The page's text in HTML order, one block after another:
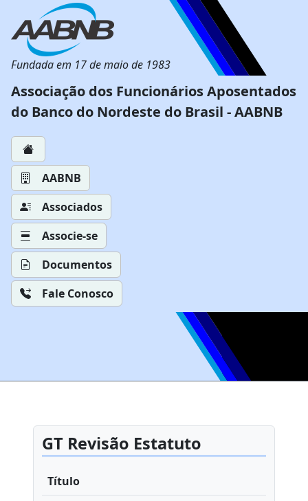
Fundada em 17 de maio de 1983
Associação dos Funcionários Aposentados
do Banco do Nordeste do Brasil - AABNB
AABNB
Associados
Associe-se
Documentos
Fale Conosco
GT Revisão Estatuto
Título